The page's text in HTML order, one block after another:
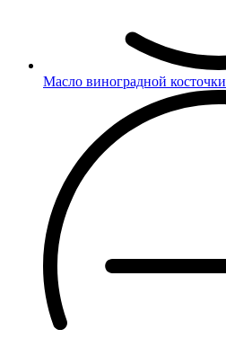
Масло виноградной косточки